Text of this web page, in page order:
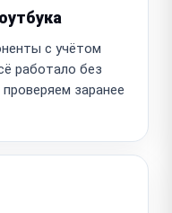
с учётом
работало без
заранее